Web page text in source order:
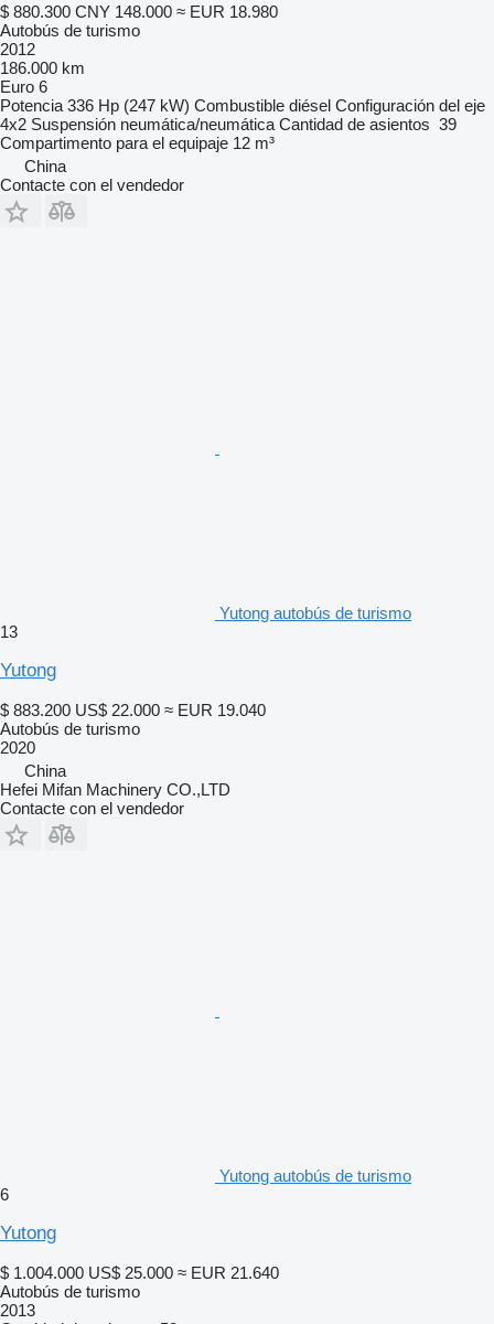
$ 880.300 CNY 148.000 ≈ EUR 18.980
Autobús de turismo
2012
186.000 km
Euro 6
Potencia 336 Hp (247 kW) Combustible diésel Configuración del eje
4x2 Suspensión neumática/neumática Cantidad de asientos 39
Compartimento para el equipaje 12 m³
China
Contacte con el vendedor
Yutong autobús de turismo
13
Yutong
$ 883.200 US$ 22.000 ≈ EUR 19.040
Autobús de turismo
2020
China
Hefei Mifan Machinery CO.,LTD
Contacte con el vendedor
Yutong autobús de turismo
6
Yutong
$ 1.004.000 US$ 25.000 ≈ EUR 21.640
Autobús de turismo
2013